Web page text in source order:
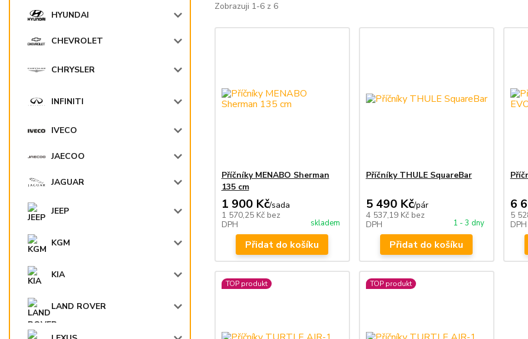
HYUNDAI
CHEVROLET
CHRYSLER
INFINITI
IVECO
JAECOO
JAGUAR
JEEP
KGM
KIA
LAND ROVER
Zobrazuji 1-6 z 6
Příčníky MENABO Sherman
135 cm
1 900 Kč/sada
1 570,25 Kč bez
DPH
skladem
Přidat do košíku
Příčníky THULE SquareBar
5 490 Kč/pár
4 537,19 Kč bez
DPH
1 - 3 dny
Přidat do košíku
6
5
DPH
TOP produkt TOP produkt